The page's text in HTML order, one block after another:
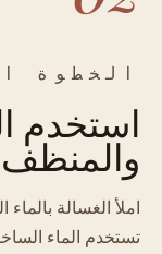
الخطوة
استخدم
تستخدم الماء